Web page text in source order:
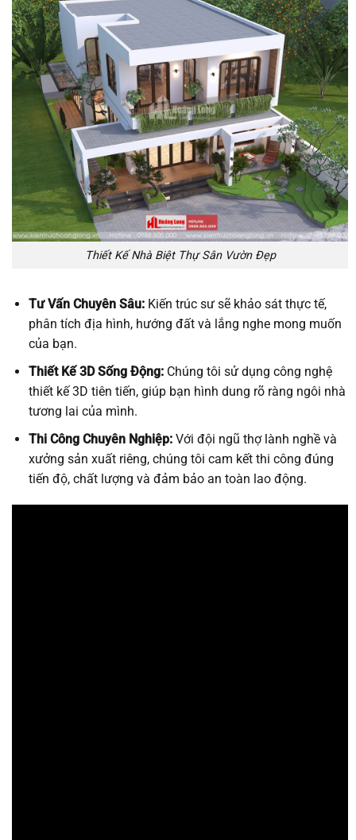
Thiết Kế Nhà Biệt Thự Sân Vườn Đẹp
Tư Vấn Chuyên Sâu:Kiến trúc sư sẽ khảo sát thực tế,
phân tích địa hình, hướng đất và lắng nghe mong muốn
của bạn.
Thiết Kế 3D Sống Động:Chúng tôi sử dụng công nghệ
thiết kế 3D tiên tiến, giúp bạn hình dung rõ ràng ngôi nhà
tương lai của mình.
Thi Công Chuyên Nghiệp:Với đội ngũ thợ lành nghề và
xưởng sản xuất riêng, chúng tôi cam kết thi công đúng
tiến độ, chất lượng và đảm bảo an toàn lao động.